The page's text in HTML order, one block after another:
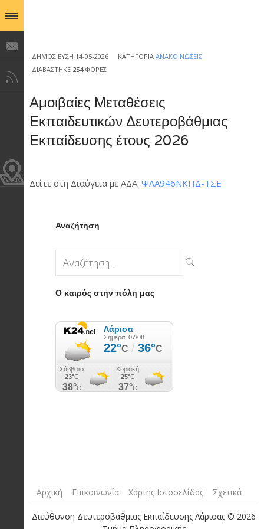
ΔΗΜΟΣΊΕΥΣΗ 14-05-2026 ΚΑΤΗΓΟΡΊΑ ΑΝΑΚΟΙΝΏΣΕΙΣ
ΔΙΑΒΆΣΤΗΚΕ 254ΦΟΡΈΣ
Αμοιβαίες Μεταθέσεις
Εκπαιδευτικών Δευτεροβάθμιας
Εκπαίδευσης έτους 2026
Δείτε στη Διαύγεια με ΑΔΑ: ΨΛΑ946ΝΚΠΔ-ΤΣΕ
Αναζήτηση
Ο καιρός στην πόλη μας
Αρχική Επικοινωνία Χάρτης Ιστοσελίδας Σχετικά
Διεύθυνση Δευτεροβάθμιας Εκπαίδευσης Λάρισας © 2026